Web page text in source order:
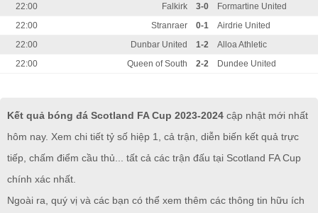
22:00
Falkirk 3-0
Formartine United
22:00
Stranraer 0-1
Airdrie United
22:00
Dunbar United 1-2
Alloa Athletic
22:00
Queen of South 2-2 Dundee United
Kết quả bóng đá Scotland FA Cup 2023-2024 cập nhật mới nhất
hôm nay. Xem chi tiết tỷ số hiệp 1, cả trận, diễn biến kết quả trực
tiếp, chấm điểm cầu thủ... tất cả các trận đấu tại Scotland FA Cup
chính xác nhất.
Ngoài ra, quý vị và các bạn có thể xem thêm các thông tin hữu ích